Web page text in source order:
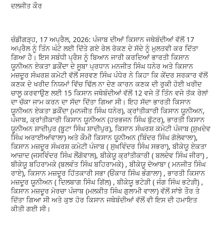
ਦਲਜੀਤ ਕੌਰ
ਚੰਡੀਗੜ੍ਹ, 17 ਅਪ੍ਰੈਲ, 2026: ਪੰਜਾਬ ਦੀਆਂ ਕਿਸਾਨ ਜਥੇਬੰਦੀਆਂ ਵੱਲੋਂ 17
ਅਪ੍ਰੈਲ ਨੂੰ ਤਿੰਨ ਘੰਟੇ ਲਈ ਦਿੱਤੇ ਗਏ ਰੇਲ ਰੋਕਣ ਦੇ ਸੱਦੇ ਨੂੰ ਮੁਲਤਵੀ ਕਰ ਦਿੱਤਾ
ਗਿਆ ਹੈ। ਇਸ ਸਬੰਧੀ ਪ੍ਰੈਸ ਨੂੰ ਬਿਆਨ ਜਾਰੀ ਕਰਦਿਆਂ ਭਾਰਤੀ ਕਿਸਾਨ
ਯੂਨੀਅਨ ਏਕਤਾ ਡਕੌਂਦਾ ਦੇ ਸੂਬਾ ਪ੍ਰਧਾਨ ਮਨਜੀਤ ਸਿੰਘ ਧਨੇਰ ਅਤੇ ਕਿਸਾਨ
ਮਜ਼ਦੂਰ ਸੰਘਰਸ਼ ਕਮੇਟੀ ਵੱਲੋਂ ਸਰਵਣ ਸਿੰਘ ਪੰਧੇਰ ਨੇ ਕਿਹਾ ਕਿ ਕੇਂਦਰ ਸਰਕਾਰ ਵੱਲੋਂ
ਕਣਕ ਦੇ ਖਰੀਦ ਨਿਯਮਾਂ ਵਿੱਚ ਢਿੱਲ ਨਾ ਦੇਣ ਕਾਰਨ ਕਣਕ ਦੀ ਰੁਕੀ ਹੋਈ ਖਰੀਦ
ਚਾਲੂ ਕਰਵਾਉਣ ਲਈ 15 ਕਿਸਾਨ ਜਥੇਬੰਦੀਆਂ ਵੱਲੋਂ 12 ਵਜੇ ਤੋਂ ਤਿੰਨ ਵਜੇ ਤੱਕ ਰੇਲਾਂ
ਦਾ ਚੱਕਾ ਜਾਮ ਕਰਨ ਦਾ ਸੱਦਾ ਦਿੱਤਾ ਗਿਆ ਸੀ। ਇਹ ਸੱਦਾ ਭਾਰਤੀ ਕਿਸਾਨ
ਯੂਨੀਅਨ ਏਕਤਾ ਡਕੌਂਦਾ (ਮਨਜੀਤ ਸਿੰਘ ਧਨੇਰ), ਕ੍ਰਾਂਤੀਕਾਰੀ ਕਿਸਾਨ ਯੂਨੀਅਨ,
ਪੰਜਾਬ, ਕ੍ਰਾਂਤੀਕਾਰੀ ਕਿਸਾਨ ਯੂਨੀਅਨ (ਹਰਭਜਨ ਸਿੰਘ ਬੁੱਟਰ), ਭਾਰਤੀ ਕਿਸਾਨ
ਯੂਨੀਅਨ ਸ਼ਾਦੀਪੁਰ (ਬੂਟਾ ਸਿੰਘ ਸ਼ਾਦੀਪੁਰ), ਕਿਸਾਨ ਸੰਘਰਸ਼ ਕਮੇਟੀ ਪੰਜਾਬ (ਸੁਖਦੇਵ
ਸਿੰਘ ਅਰਾਈਆਂਵਾਲਾ) ਅਤੇ ਕੌਮੀ ਕਿਸਾਨ ਯੂਨੀਅਨ (ਬਿੰਦਰ ਸਿੰਘ ਗੋਲੇਵਾਲਾ),
ਕਿਸਾਨ ਮਜ਼ਦੂਰ ਸੰਘਰਸ਼ ਕਮੇਟੀ ਪੰਜਾਬ ( ਸੁਖਵਿੰਦਰ ਸਿੰਘ ਸਭਰਾ), ਬੀਕੇਯੂ ਏਕਤਾ
ਆਜ਼ਾਦ (ਜਸਵਿੰਦਰ ਸਿੰਘ ਲੌਂਗੋਵਾਲ), ਬੀਕੇਯੂ ਕ੍ਰਾਂਤੀਕਾਰੀ ( ਬਲਦੇਵ ਸਿੰਘ ਜੀਰਾ) ,
ਬੀਕੇਯੂ ਬਹਿਰਾਮਕੇ (ਬਲਵੰਤ ਸਿੰਘ ਬਹਿਰਾਮਕੇ) , ਬੀਕੇਯੂ ਦੋਆਬਾ ( ਮਨਜੀਤ ਸਿੰਘ
ਰਾਏ), ਕਿਸਾਨ ਮਜ਼ਦੂਰ ਹਿੱਤਕਾਰੀ ਸਭਾ (ਓਂਕਾਰ ਸਿੰਘ ਭੰਗਾਲਾ) , ਭਾਰਤੀ ਕਿਸਾਨ
ਮਜ਼ਦੂਰ ਯੂਨੀਅਨ ( ਦਿਲਬਾਗ ਸਿੰਘ ਗਿੱਲ) , ਬੀਕੇਯੂ ਭਟੇੜੀ ( ਜੰਗ ਸਿੰਘ ਭਟੇੜੀ) ,
ਕਿਸਾਨ ਮਜ਼ਦੂਰ ਮੋਰਚਾ ਪੰਜਾਬ (ਮਲਕੀਤ ਸਿੰਘ ਗੁਲਾਮੀ ਵਾਲਾ) ਵੱਲੋਂ ਸਾਂਝੇ ਤੌਰ ਤੇ
ਦਿੱਤਾ ਗਿਆ ਸੀ ਅਤੇ ਕੁਝ ਹੋਰ ਕਿਸਾਨ ਜਥੇਬੰਦੀਆਂ ਵੱਲੋਂ ਵੀ ਇਸ ਦੀ ਹਮਾਇਤ
ਕੀਤੀ ਗਈ ਸੀ।